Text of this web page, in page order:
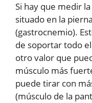
Si hay que medir
situado en la
(gastrocnemio).
de soportar todo
otro valor que
músculo más
puede tirar con
(músculo de la